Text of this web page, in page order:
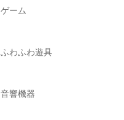
ゲーム
ふわふわ遊具
音響機器